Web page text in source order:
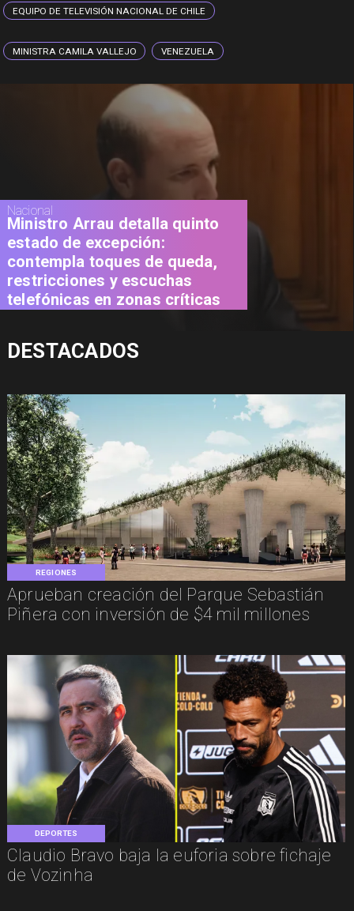
EQUIPO DE TELEVISIÓN NACIONAL DE CHILE
MINISTRA CAMILA VALLEJO VENEZUELA
REGIONES
Aprueban creación del Parque Sebastián
Piñera con inversión de $4 mil millones
DEPORTES
Claudio Bravo baja la euforia sobre fichaje
de Vozinha
Nacional
Ministro Arrau detalla quinto
estado de excepción:
contempla toques de queda,
restricciones y escuchas
telefónicas en zonas críticas
DESTACADOS